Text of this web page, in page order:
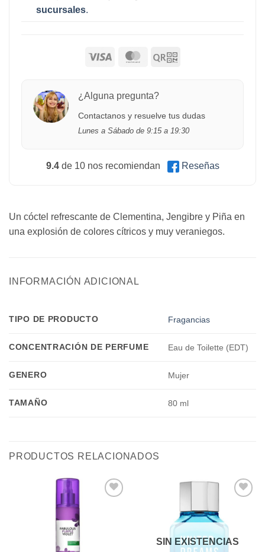
sucursales.
¿Alguna pregunta?
Contactanos y resuelve tus dudas
Lunes a Sábado de 9:15 a 19:30
9.4de 10 nos recomiendan Reseñas
Un cóctel refrescante de Clementina, Jengibre y Piña en
una explosión de colores cítricos y muy veraniegos.
INFORMACIÓN ADICIONAL
TIPO DE PRODUCTO Fragancias
CONCENTRACIÓN DE PERFUME Eau de Toilette (EDT)
GENERO Mujer
TAMAÑO 80 ml
PRODUCTOS RELACIONADOS
SIN EXISTENCIAS